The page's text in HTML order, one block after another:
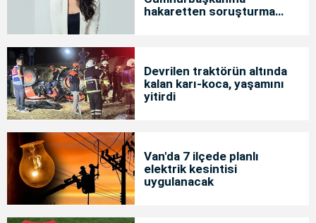
hakaretten soruşturma
Devrilen traktörün altında
kalan karı-koca, yaşamını
yitirdi
Van'da 7 ilçede planlı
elektrik kesintisi
uygulanacak